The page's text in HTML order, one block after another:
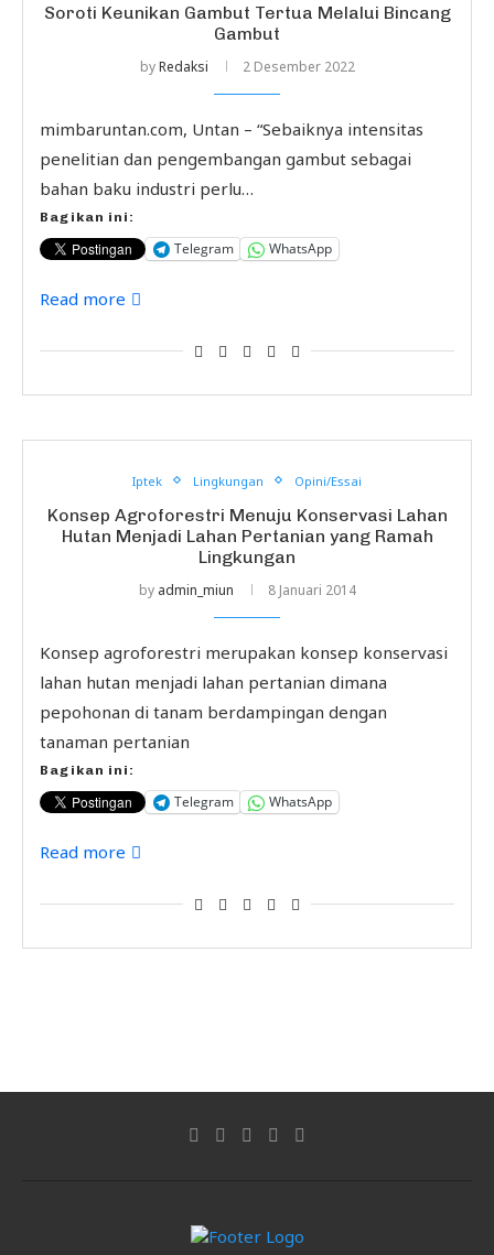
Soroti Keunikan Gambut Tertua Melalui Bincang
Gambut
byRedaksi 2 Desember 2022
mimbaruntan.com, Untan – “Sebaiknya intensitas
penelitian dan pengembangan gambut sebagai
bahan baku industri perlu…
Bagikan ini:
Telegram WhatsApp
Read more
Iptek Lingkungan Opini/Essai
Konsep Agroforestri Menuju Konservasi Lahan
Hutan Menjadi Lahan Pertanian yang Ramah
Lingkungan
by admin_miun 8 Januari 2014
Konsep agroforestri merupakan konsep konservasi
lahan hutan menjadi lahan pertanian dimana
pepohonan di tanam berdampingan dengan
tanaman pertanian
Bagikan ini:
Telegram WhatsApp
Read more